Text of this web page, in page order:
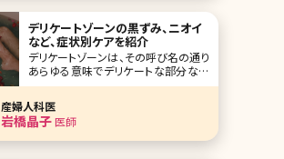
積み、美容医療の
デリケートゾーンの黒ずみ、ニオイ
など、症状別ケアを紹介
デリケートゾーンは、その呼び名の通り
あらゆる意味でデリケートな部分なだ
けに、なにか悩みが発生したとしても
他人に聞くこともできず、本当に困って
しまいますよね。誰にも聞くことができ
ないデリケートゾーンの悩みと、そのケ
ア・解決策について考えてみることにし
産婦人科医
岩橋晶子医師